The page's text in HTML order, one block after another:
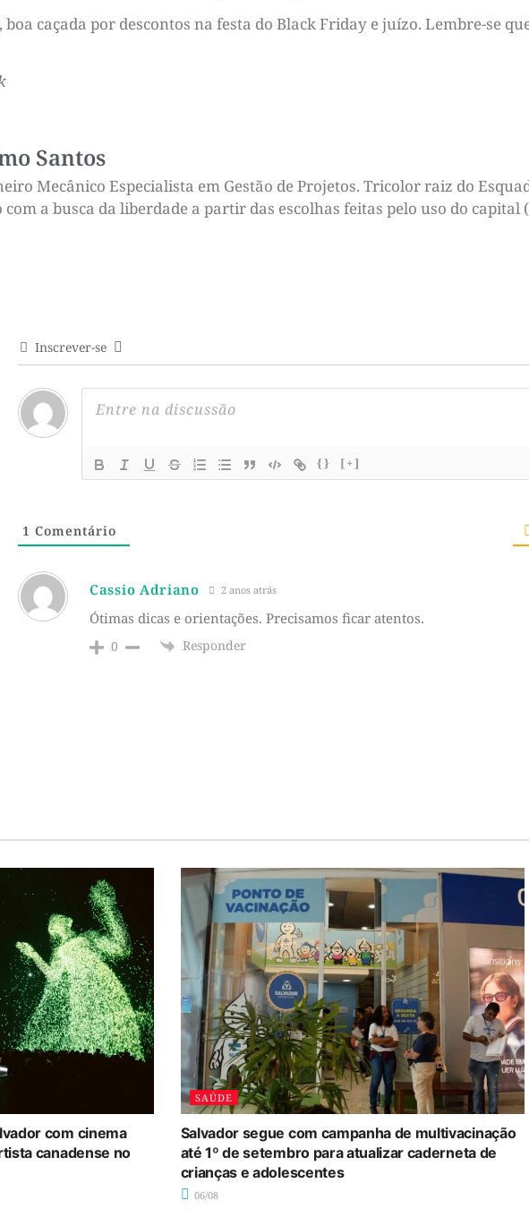
boa caçada por descontos na festa do Black Friday e juízo. Lembre-se
Santos
Mecânico Especialista em Gestão de Projetos. Tricolor raiz do
com a busca da liberdade a partir das escolhas feitas pelo uso do
Inscrever-se
{} [+]
1 Comentário
Cassio Adriano 2 anos atrás
Ótimas dicas e orientações. Precisamos ficar atentos.
0 Responder
com cinema
canadense no
SAÚDE
Salvador segue com campanha de multivacinação
até 1º de setembro para atualizar caderneta de
crianças e adolescentes
06/08